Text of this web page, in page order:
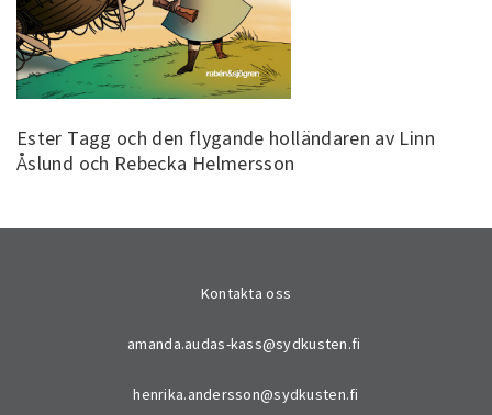
Ester Tagg och den flygande holländaren av Linn
Åslund och Rebecka Helmersson
Kontakta oss
amanda.audas-kass@sydkusten.fi
henrika.andersson@sydkusten.fi